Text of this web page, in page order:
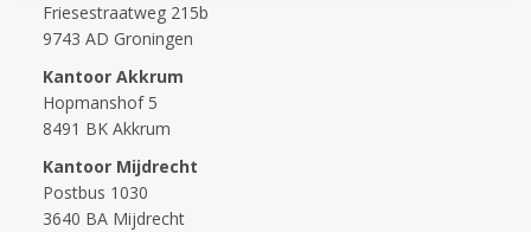
Friesestraatweg 215b
9743 AD Groningen
Kantoor Akkrum
Hopmanshof 5
8491 BK Akkrum
Kantoor Mijdrecht
Postbus 1030
3640 BA Mijdrecht